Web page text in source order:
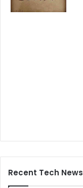
Recent Tech News